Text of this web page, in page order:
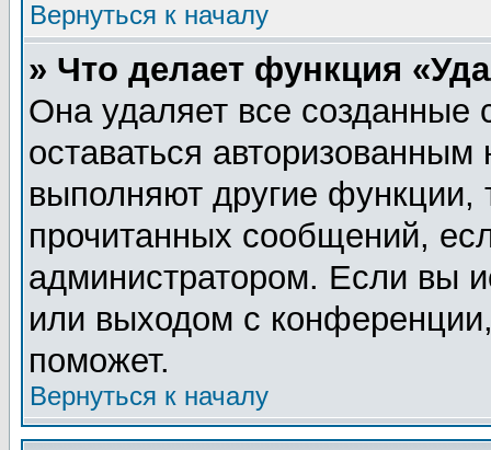
Вернуться к началу
» Что делает функция
Она удаляет все созданные
оставаться
выполняют другие функции,
прочитанных сообщений,
администратором. Если вы
или выходом с
поможет.
Вернуться к началу